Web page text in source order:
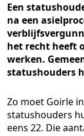
Een
na een
het recht heeft
werken.
statushouders
Zo moet Goirle
statushouders
eens 22. Die